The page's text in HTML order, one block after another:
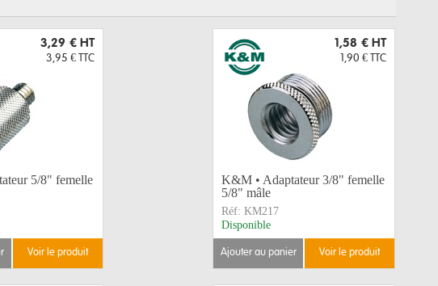
3,29 € HT
3,95 € TTC
5/8" femelle
voir le produit
1,58 € HT
1,90 € TTC
K&M • Adaptateur 3/8" femelle
5/8" mâle
Réf: KM217
Disponible
ajouter au panier voir le produit